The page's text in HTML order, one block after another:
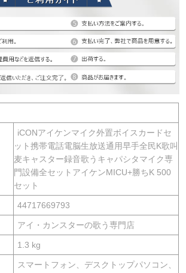
iCONアイケンマイク外置ボイスカードセ
ット携帯電話電脳生放送通用早手全民K歌叫
麦キャスター録音歌うキャパシタマイク専
門設備全セットアイケンMICU+勝ちK 500
セット
44717669793
アイ・カンスターの歌う専門店
1.3 kg
スマートフォン、デスクトップパソコン、